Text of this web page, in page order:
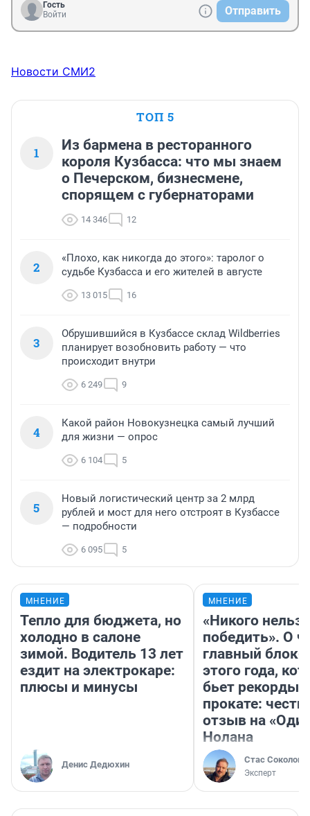
Гость
Войти
Отправить
Новости СМИ2
ТОП 5
1
Из бармена в ресторанного
короля Кузбасса: что мы знаем
о Печерском, бизнесмене,
спорящем с губернаторами
14 346 12
2
«Плохо, как никогда до этого»: таролог о
судьбе Кузбасса и его жителей в августе
13 015 16
3
Обрушившийся в Кузбассе склад Wildberries
планирует возобновить работу — что
происходит внутри
6 249 9
4
Какой район Новокузнецка самый лучший
для жизни — опрос
6 104 5
5
Новый логистический центр за 2 млрд
рублей и мост для него отстроят в Кузбассе
— подробности
6 095 5
МНЕНИЕ
Тепло для бюджета, но
холодно в салоне
зимой. Водитель 13 лет
ездит на электрокаре:
плюсы и минусы
Денис Дедюхин
МНЕНИЕ
«Никого нельзя
победить». О
главный
этого года,
бьет рекорды в
прокате:
отзыв на
Нолана
Стас Соколов
Эксперт